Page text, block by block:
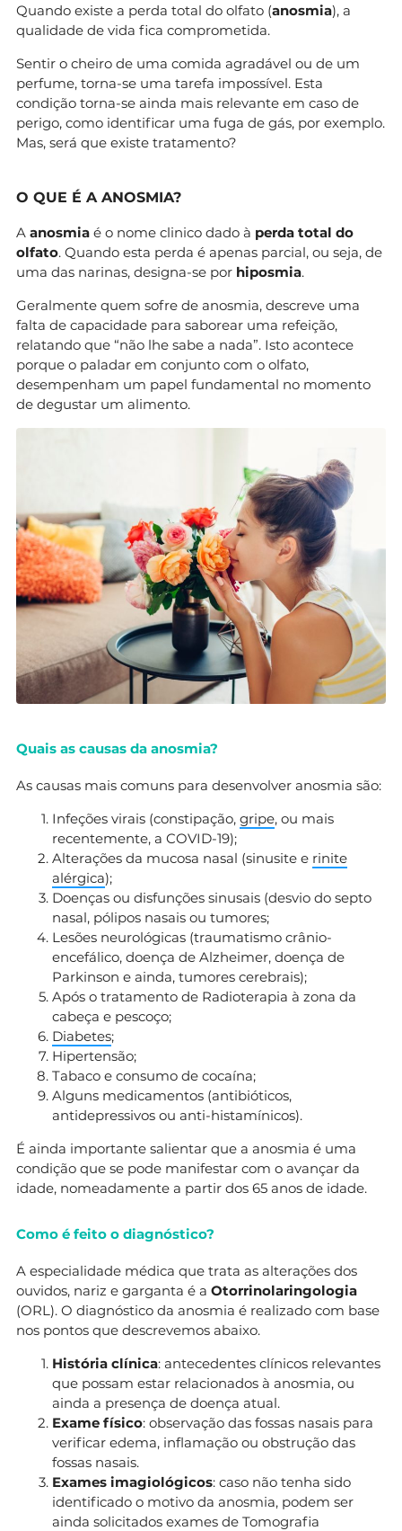
Quando existe a perda total do olfato (anosmia), a
qualidade de vida fica comprometida.
Sentir o cheiro de uma comida agradável ou de um
perfume, torna-se uma tarefa impossível. Esta
condição torna-se ainda mais relevante em caso de
perigo, como identificar uma fuga de gás, por exemplo.
Mas, será que existe tratamento?
O QUE É A ANOSMIA?
A anosmia é o nome clinico dado à perda total do
olfato. Quando esta perda é apenas parcial, ou seja, de
uma das narinas, designa-se por hiposmia.
Geralmente quem sofre de anosmia, descreve uma
falta de capacidade para saborear uma refeição,
relatando que “não lhe sabe a nada”. Isto acontece
porque o paladar em conjunto com o olfato,
desempenham um papel fundamental no momento
de degustar um alimento.
Quais as causas da anosmia?
As causas mais comuns para desenvolver anosmia são:
Infeções virais (constipação, gripe, ou mais
recentemente, a COVID-19);
Alterações da mucosa nasal (sinusite e rinite
alérgica);
Doenças ou disfunções sinusais (desvio do septo
nasal, pólipos nasais ou tumores;
Lesões neurológicas (traumatismo crânio-
encefálico, doença de Alzheimer, doença de
Parkinson e ainda, tumores cerebrais);
Após o tratamento de Radioterapia à zona da
cabeça e pescoço;
Diabetes;
Hipertensão;
Tabaco e consumo de cocaína;
Alguns medicamentos (antibióticos,
antidepressivos ou anti-histamínicos).
É ainda importante salientar que a anosmia é uma
condição que se pode manifestar com o avançar da
idade, nomeadamente a partir dos 65 anos de idade.
Como é feito o diagnóstico?
A especialidade médica que trata as alterações dos
ouvidos, nariz e garganta é a Otorrinolaringologia
(ORL). O diagnóstico da anosmia é realizado com base
nos pontos que descrevemos abaixo.
História clínica: antecedentes clínicos relevantes
que possam estar relacionados à anosmia, ou
ainda a presença de doença atual.
Exame físico: observação das fossas nasais para
verificar edema, inflamação ou obstrução das
fossas nasais.
Exames imagiológicos: caso não tenha sido
identificado o motivo da anosmia, podem ser
ainda solicitados exames de Tomografia